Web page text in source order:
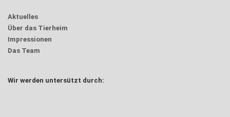
“Behind the scenes” im Hundehaus
Da ihr uns im Tierheim aktuell ja leider nicht besuchen dürft,
Aktuelles
Über das Tierheim
Impressionen
Das Team
Wir werden untersützt durch: